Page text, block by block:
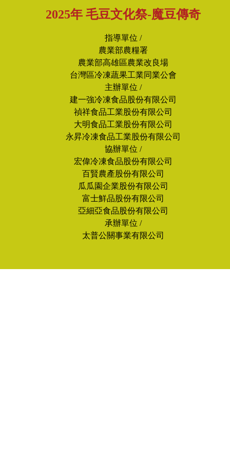
2025年 毛豆文化祭-魔豆傳奇
指導單位 /
農業部農糧署
農業部高雄區農業改良場
台灣區冷凍蔬果工業同業公會
主辦單位 /
建一強冷凍食品股份有限公司
禎祥食品工業股份有限公司
大明食品工業股份有限公司
永昇冷凍食品工業股份有限公司
協辦單位 /
宏偉冷凍食品股份有限公司
百賢農產股份有限公司
瓜瓜園企業股份有限公司
富士鮮品股份有限公司
亞細亞食品股份有限公司
承辦單位 /
太普公關事業有限公司